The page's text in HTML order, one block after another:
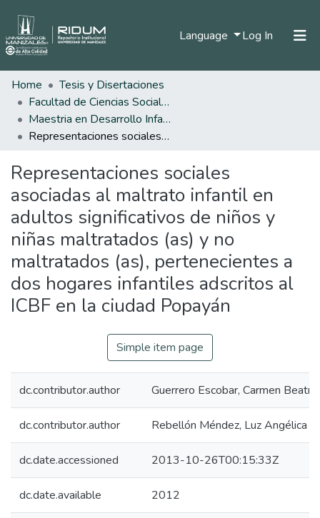
Language Log In (current)
Home
Tesis y Disertaciones
Facultad de Ciencias Sociales y Humanas
Maestria en Desarrollo Infantil
Representaciones sociales asociadas al maltrato infantil en adultos significativos de niños y niñas maltratados (as) y no maltratados (as), pertenecientes a dos hogares infantiles adscritos al ICBF en la ciudad Popayán
Representaciones sociales
asociadas al maltrato infantil en
adultos significativos de niños y
niñas maltratados (as) y no
maltratados (as), pertenecientes a
dos hogares infantiles adscritos al
ICBF en la ciudad Popayán
Simple item page
dc.contributor.author Guerrero Escobar, Carmen Beatriz
dc.contributor.author Rebellón Méndez, Luz Angélica
dc.date.accessioned 2013-10-26T00:15:33Z
dc.date.available 2012